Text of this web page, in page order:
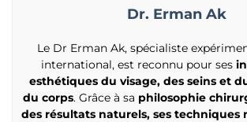
Dr. Erman Ak
Le Dr Erman Ak, spécialiste
international, est reconnu pour ses
esthétiques du visage, des seins et
du corps. Grâce à sa philosophie
des résultats naturels, ses techniques